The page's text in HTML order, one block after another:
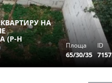
НА
(Р-Н
Площа
65/30/35
ID
7157